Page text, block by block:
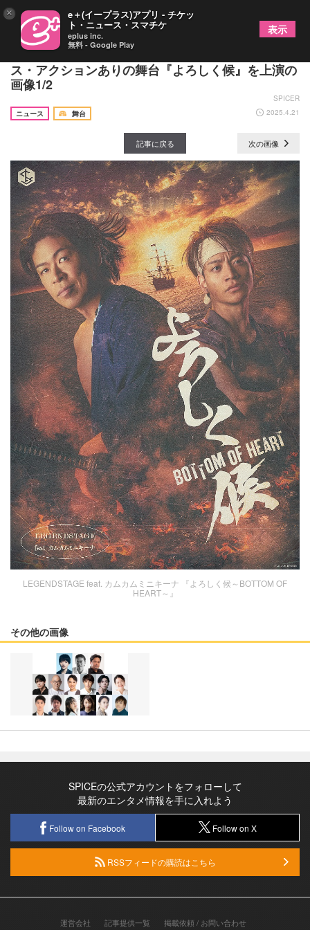
松本利夫主演、今江大地ら出演 歌・笑い・ダン
ス・アクションありの舞台『よろしく候』を上演の
画像1/2
SPICER
ニュース
舞台 2025.4.21
記事に戻る 次の画像
LEGENDSTAGE feat. カムカムミニキーナ 『よろしく候～BOTTOM OF
HEART～』
その他の画像
SPICEの公式アカウントをフォローして
最新のエンタメ情報を手に入れよう
Follow on Facebook Follow on X
RSSフィードの購読はこちら
運営会社 記事提供一覧 掲載依頼 / お問い合わせ
× e＋(イープラス)アプリ - チケッ
ト・ニュース・スマチケ
eplus inc.
無料 - Google Play
表示